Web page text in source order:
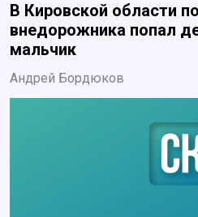
В Кировской области
внедорожника попал
мальчик
Андрей Бордюков